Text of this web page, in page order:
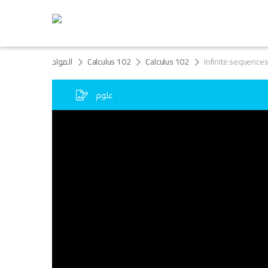
المواد Calculus 102 Calculus 102 Infinite
علوم